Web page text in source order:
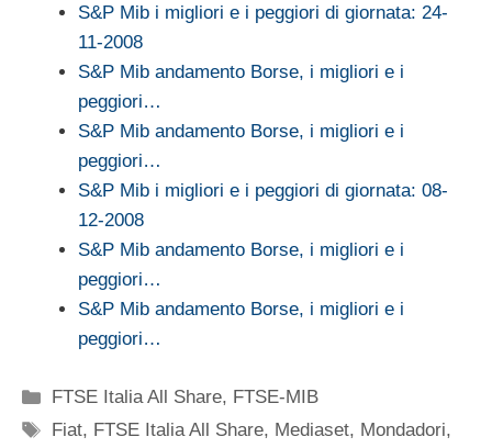
S&P Mib i migliori e i peggiori di giornata: 24-
11-2008
S&P Mib andamento Borse, i migliori e i
peggiori…
S&P Mib andamento Borse, i migliori e i
peggiori…
S&P Mib i migliori e i peggiori di giornata: 08-
12-2008
S&P Mib andamento Borse, i migliori e i
peggiori…
S&P Mib andamento Borse, i migliori e i
peggiori…
Categorie
FTSE Italia All Share, FTSE-MIB
Tag
Fiat, FTSE Italia All Share, Mediaset, Mondadori,